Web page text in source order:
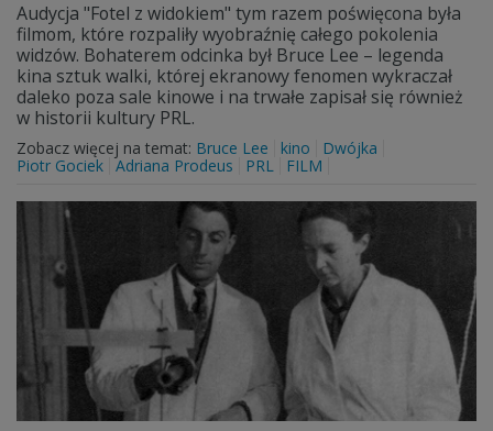
Audycja "Fotel z widokiem" tym razem poświęcona była
filmom, które rozpaliły wyobraźnię całego pokolenia
widzów. Bohaterem odcinka był Bruce Lee – legenda
kina sztuk walki, której ekranowy fenomen wykraczał
daleko poza sale kinowe i na trwałe zapisał się również
w historii kultury PRL.
Zobacz więcej na temat: Bruce Lee kino
Dwójka
Piotr Gociek Adriana Prodeus PRL FILM